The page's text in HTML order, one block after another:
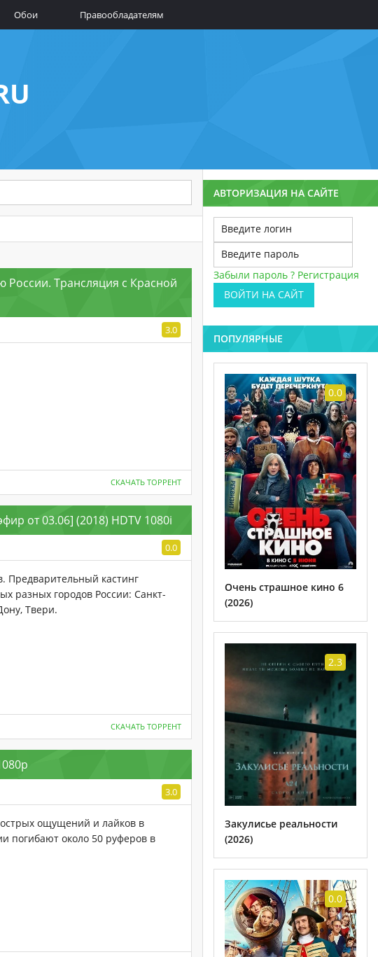
Обои Правообладателям
Трансляция с Красной
3.0
СКАЧАТЬ ТОРРЕНТ
от 03.06] (2018) HDTV 1080i
0.0
Предварительный кастинг
разных городов России: Санкт-
Твери.
СКАЧАТЬ ТОРРЕНТ
3.0
ощущений и лайков в
погибают около 50 руферов в
АВТОРИЗАЦИЯ НА САЙТЕ
Забыли пароль ? Регистрация
ВОЙТИ НА САЙТ
ПОПУЛЯРНЫЕ
0.0
Очень страшное кино 6
(2026)
2.3
Закулисье реальности
(2026)
0.0